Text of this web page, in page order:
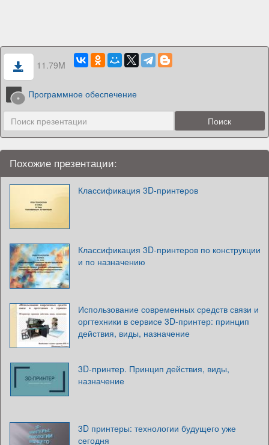
11.79M
Программное обеспечение
Похожие презентации:
Классификация 3D-принтеров
Классификация 3D-принтеров по конструкции
и по назначению
Использование современных средств связи и
оргтехники в сервисе 3D-принтер: принцип
действия, виды, назначение
3D-принтер. Принцип действия, виды,
назначение
3D принтеры: технологии будущего уже
сегодня